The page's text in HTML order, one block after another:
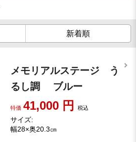
新着順
メモリアルステージ う
るし調 ブルー
特価 41,000 円税込
サイズ:
幅28×奥20.3㎝